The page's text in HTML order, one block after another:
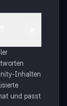
Inhalten
und passt